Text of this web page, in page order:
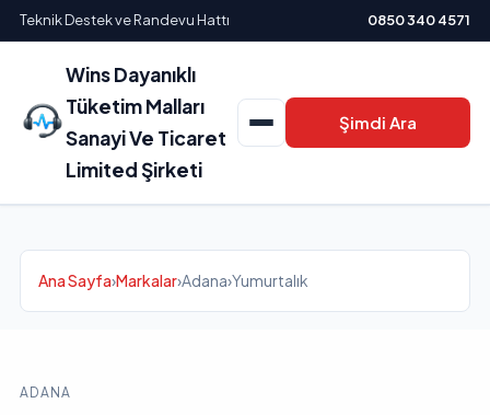
Teknik Destek ve Randevu Hattı 0850 340 4571
Wins Dayanıklı
Tüketim Malları
Sanayi Ve Ticaret
Limited Şirketi
Şimdi Ara
Ana Sayfa›Markalar›Adana›Yumurtalık
ADANA